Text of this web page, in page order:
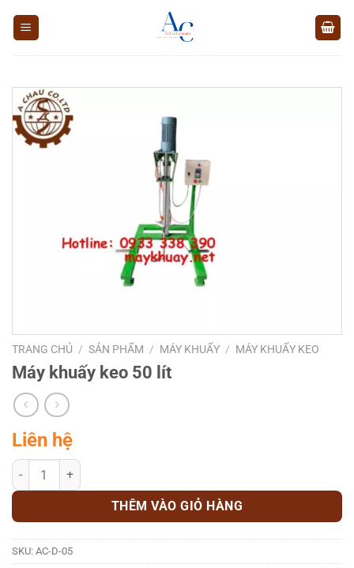
TRANG CHỦ / SẢN PHẨM / MÁY KHUẤY / MÁY KHUẤY KEO
Máy khuấy keo 50 lít
Liên hệ
Máy khuấy keo 50 lít số lượng
THÊM VÀO GIỎ HÀNG
SKU: AC-D-05